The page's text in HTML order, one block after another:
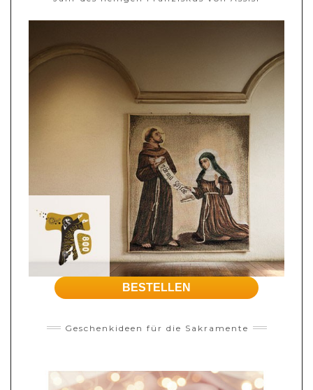
BESTELLEN
Geschenkideen für die Sakramente